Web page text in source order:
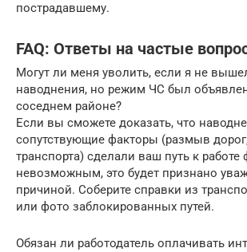
пострадавшему.
FAQ: Ответы на частые
Могут ли меня уволить, если я не
наводнения, но режим ЧС был
соседнем районе?
Если вы сможете доказать, что
сопутствующие факторы (размыв
транспорта) сделали ваш путь к работе
невозможным, это будет признано
причиной. Соберите справки из
или фото заблокированных путей.
Обязан ли работодатель оплачивать